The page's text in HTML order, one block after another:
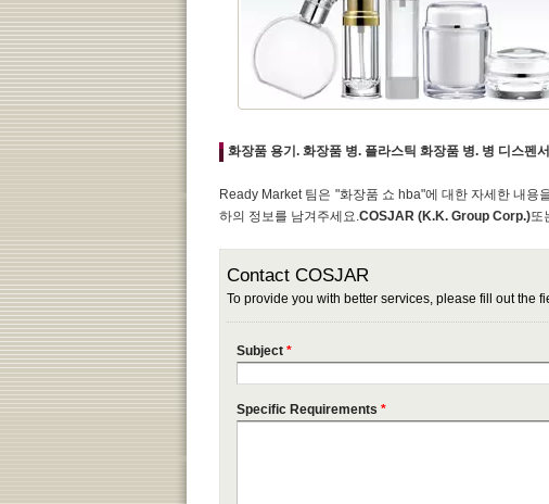
화장품 용기. 화장품 병. 플라스틱 화장품 병. 병 디스펜서
Ready Market 팀은 "화장품 쇼 hba"에 대한 자세한 내용
하의 정보를 남겨주세요.COSJAR (K.K. Group Corp.)또